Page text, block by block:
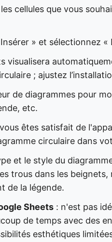
cellules que vous
» et sélectionnez
visualisera
; ajustez
de diagrammes pour
etc.
êtes satisfait de
circulaire dans
et le style du
trous dans les
de la légende.
Sheets : n'est pas
de temps avec des
esthétiques